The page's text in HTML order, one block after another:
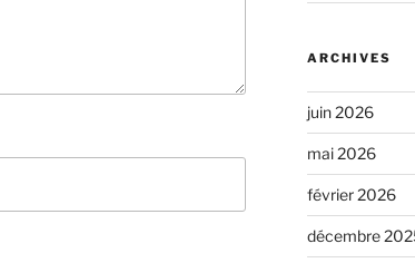
ARCHIVES
juin 2026
mai 2026
février 2026
décembre